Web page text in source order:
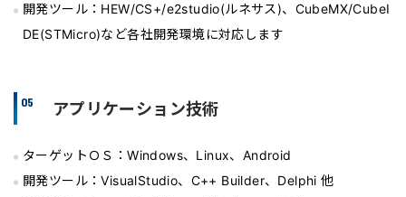
開発ツール：HEW/CS+/e2studio(ルネサス)、CubeMX/CubeI
DE(STMicro)など各社開発環境に対応します
05 アプリケーション技術
ターゲットＯＳ：Windows、Linux、Android
開発ツール：VisualStudio、C++ Builder、Delphi 他